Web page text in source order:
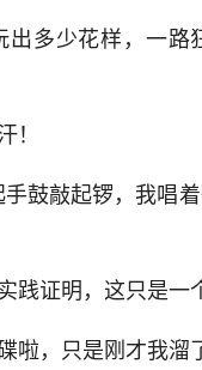
多少花样，一
鼓敲起锣，我唱
证明，这只是一
啦，只是刚才我